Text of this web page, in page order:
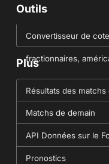
Outils
Convertisseur de
fractionnaires,
Plus
Résultats des
Matchs de demain
API Données sur le
Pronostics